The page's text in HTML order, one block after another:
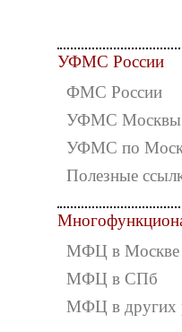
УФМС России
ФМС России
УФМС Москвы
УФМС по
Полезные
МФЦ в Москве
МФЦ в СПб
МФЦ в других